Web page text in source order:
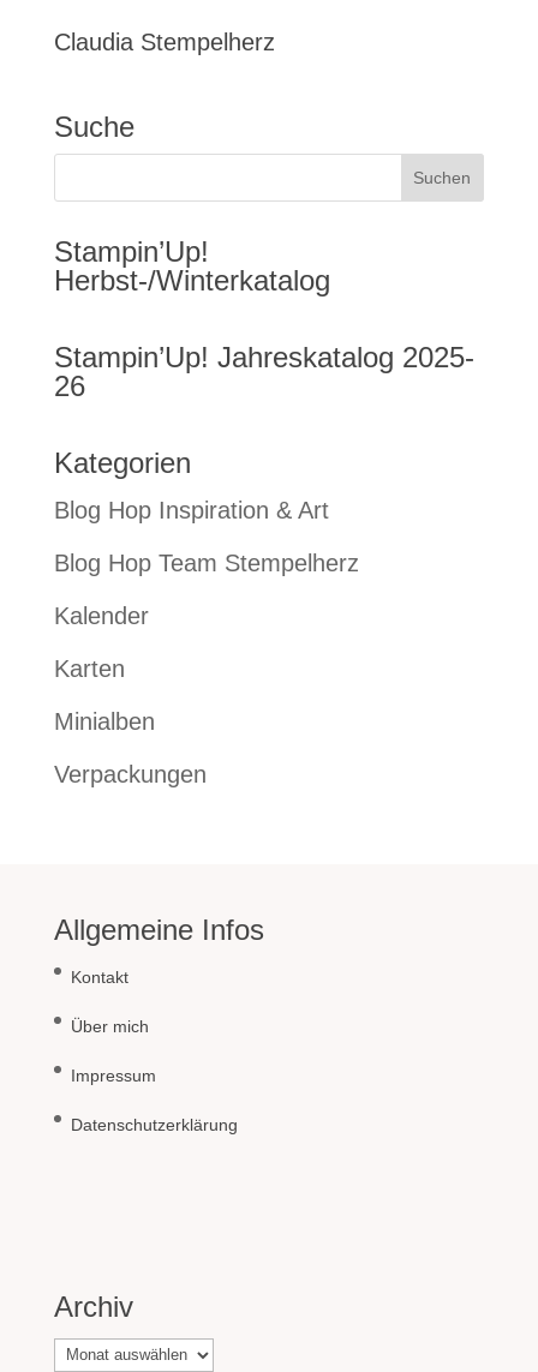
Claudia Stempelherz
Suche
Stampin’Up!
Herbst-/Winterkatalog
Stampin’Up! Jahreskatalog 2025-
26
Kategorien
Blog Hop Inspiration & Art
Blog Hop Team Stempelherz
Kalender
Karten
Minialben
Verpackungen
Allgemeine Infos
Kontakt
Über mich
Impressum
Datenschutzerklärung
Archiv
Archiv